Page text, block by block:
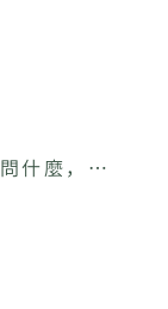
個人化搜尋：AI 懂的不只是你問什麼，而是你為什麼問